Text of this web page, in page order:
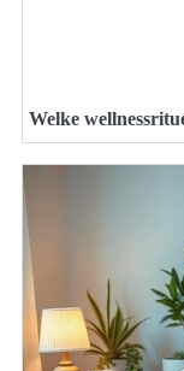
Welke